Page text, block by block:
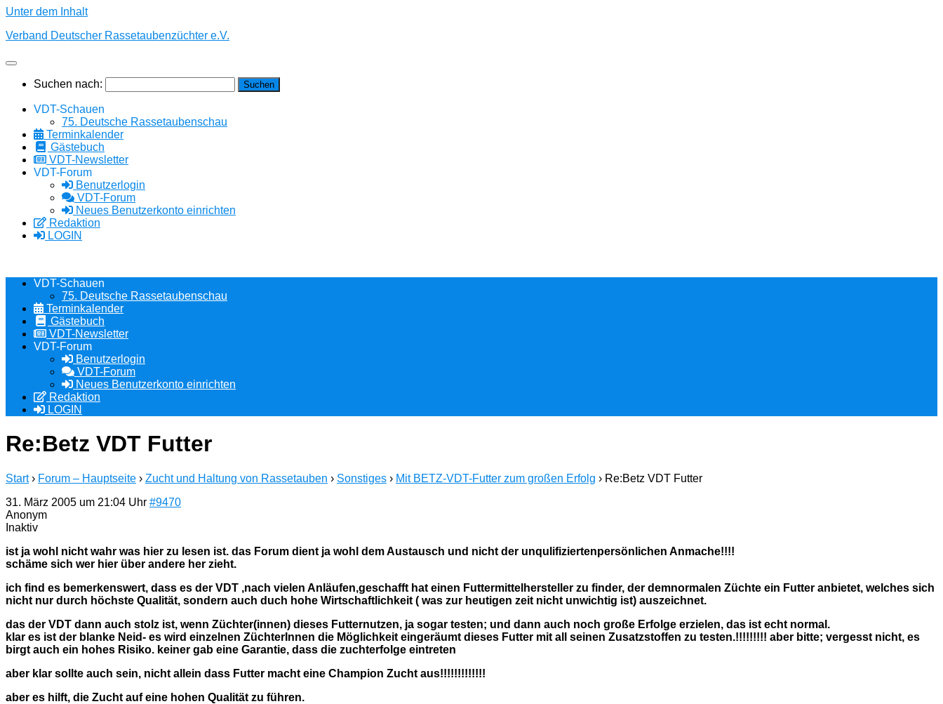
Unter dem Inhalt
Verband Deutscher Rassetaubenzüchter e.V.
Suchen nach:
VDT-Schauen
75. Deutsche Rassetaubenschau
Terminkalender
Gästebuch
VDT-Newsletter
VDT-Forum
Benutzerlogin
VDT-Forum
Neues Benutzerkonto einrichten
Redaktion
LOGIN
VDT-Schauen
75. Deutsche Rassetaubenschau
Terminkalender
Gästebuch
VDT-Newsletter
VDT-Forum
Benutzerlogin
VDT-Forum
Neues Benutzerkonto einrichten
Redaktion
LOGIN
Re:Betz VDT Futter
Start › Forum – Hauptseite › Zucht und Haltung von Rassetauben › Sonstiges › Mit BETZ-VDT-Futter zum großen Erfolg › Re:Betz VDT Futter
31. März 2005 um 21:04 Uhr #9470
Anonym
Inaktiv
ist ja wohl nicht wahr was hier zu lesen ist. das Forum dient ja wohl dem Austausch und nicht der unqulifiziertenpersönlichen Anmache!!!!
schäme sich wer hier über andere her zieht.
ich find es bemerkenswert, dass es der VDT ,nach vielen Anläufen,geschafft hat einen Futtermittelhersteller zu finder, der demnormalen Züchte ein Futter anbietet, welches sich
nicht nur durch höchste Qualität, sondern auch duch hohe Wirtschaftlichkeit ( was zur heutigen zeit nicht unwichtig ist) auszeichnet.
das der VDT dann auch stolz ist, wenn Züchter(innen) dieses Futternutzen, ja sogar testen; und dann auch noch große Erfolge erzielen, das ist echt normal.
klar es ist der blanke Neid- es wird einzelnen ZüchterInnen die Möglichkeit eingeräumt dieses Futter mit all seinen Zusatzstoffen zu testen.!!!!!!!!! aber bitte; vergesst nicht, es
birgt auch ein hohes Risiko. keiner gab eine Garantie, dass die zuchterfolge eintreten
aber klar sollte auch sein, nicht allein dass Futter macht eine Champion Zucht aus!!!!!!!!!!!!!
aber es hilft, die Zucht auf eine hohen Qualität zu führen.